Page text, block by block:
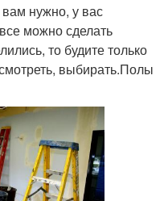
вам нужно, у вас
можно сделать
то будите только
выбирать.Полы